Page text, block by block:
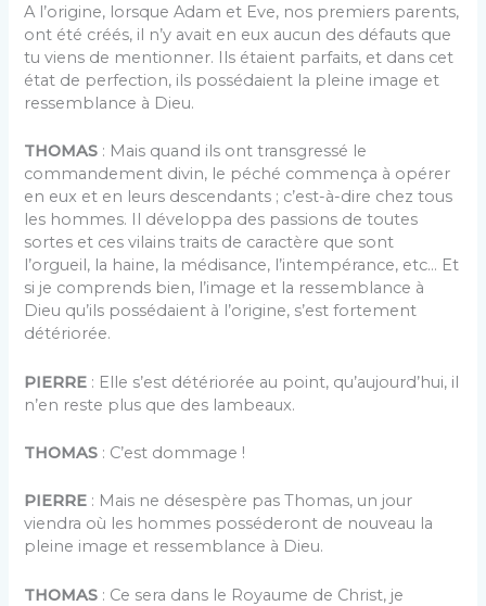
A l’origine, lorsque Adam et Eve, nos premiers parents,
ont été créés, il n’y avait en eux aucun des défauts que
tu viens de mentionner. Ils étaient parfaits, et dans cet
état de perfection, ils possédaient la pleine image et
ressemblance à Dieu.
THOMAS : Mais quand ils ont transgressé le
commandement divin, le péché commença à opérer
en eux et en leurs descendants ; c’est-à-dire chez tous
les hommes. Il développa des passions de toutes
sortes et ces vilains traits de caractère que sont
l’orgueil, la haine, la médisance, l’intempérance, etc… Et
si je comprends bien, l’image et la ressemblance à
Dieu qu’ils possédaient à l’origine, s’est fortement
détériorée.
PIERRE : Elle s’est détériorée au point, qu’aujourd’hui, il
n’en reste plus que des lambeaux.
THOMAS : C’est dommage !
PIERRE : Mais ne désespère pas Thomas, un jour
viendra où les hommes posséderont de nouveau la
pleine image et ressemblance à Dieu.
THOMAS : Ce sera dans le Royaume de Christ, je